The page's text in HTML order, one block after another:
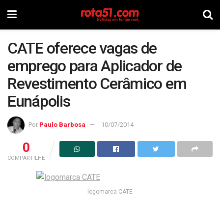
CATE oferece vagas de
emprego para Aplicador de
Revestimento Cerâmico em
Eunápolis
Por Paulo Barbosa 10/07/2014
0
COMPARTILHE
logomarca CATE